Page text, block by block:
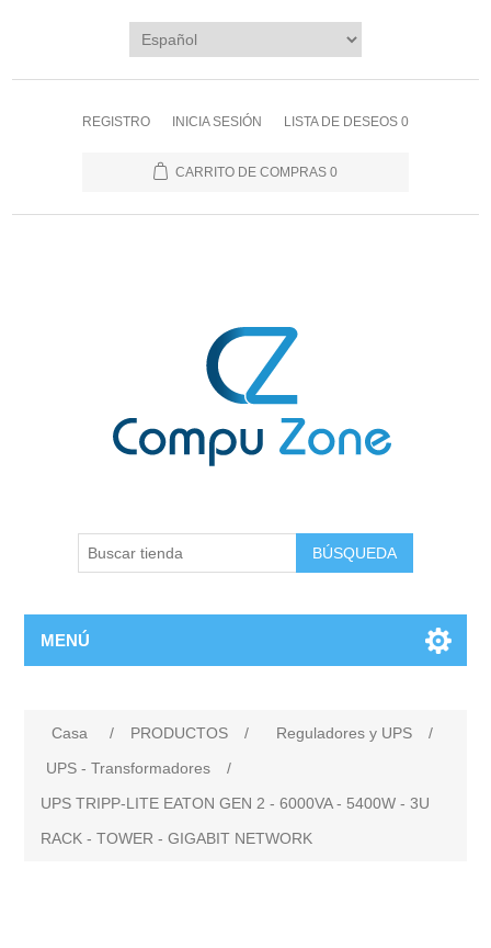
REGISTRO INICIA SESIÓN LISTA DE DESEOS 0
CARRITO DE COMPRAS 0
BÚSQUEDA
MENÚ
Casa / PRODUCTOS / Reguladores y UPS
/
UPS - Transformadores
/
UPS TRIPP-LITE EATON GEN 2 - 6000VA - 5400W - 3U
RACK - TOWER - GIGABIT NETWORK